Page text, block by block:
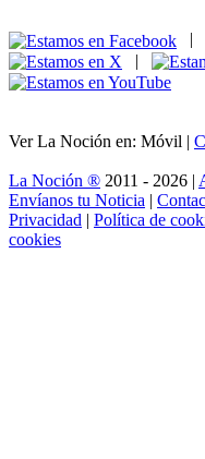
|
Ver La Noción en: Móvil |
La Noción ® 2011 - 2026 |
Envíanos tu Noticia |
Privacidad | Política de
cookies